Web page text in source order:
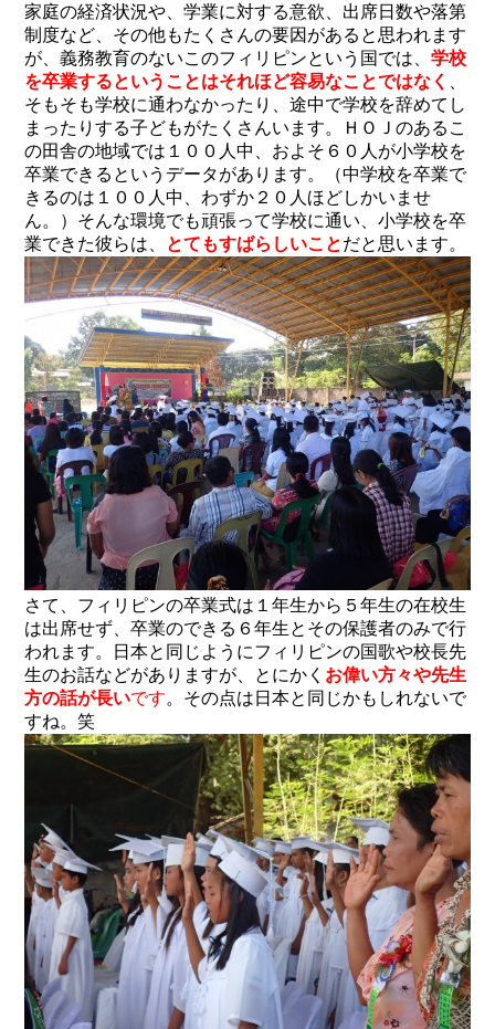
家庭の経済状況や、学業に対する意欲、出席日数や落第
制度など、その他もたくさんの要因があると思われます
が、義務教育のないこのフィリピンという国では、学校
を卒業するということはそれほど容易なことではなく
そもそも学校に通わなかったり、途中で学校を辞めてし
まったりする子どもがたくさんいます。ＨＯＪのあるこ
の田舎の地域では１００人中、およそ６０人が小学校を
卒業できるというデータがあります。（中学校を卒業で
きるのは１００人中、わずか２０人ほどしかいませ
ん。）そんな環境でも頑張って学校に通い、小学校を卒
業できた彼らは、 とてもすばらしいことだと思います。
さて、フィリピンの卒業式は１年生から５年生の在校生
は出席せず、卒業のできる６年生とその保護者のみで行
われます。日本と同じようにフィリピンの国歌や校長先
生のお話などがありますが、とにかく お偉い方々や先生
方の話が長いです。その点は日本と同じかもしれないで
すね。笑